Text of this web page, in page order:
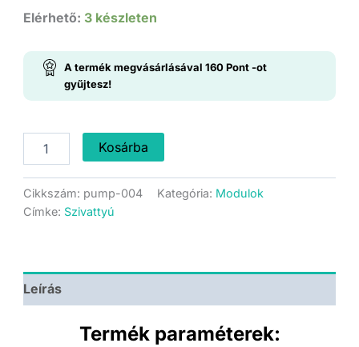
Elérhető: 3 készleten
A termék megvásárlásával 160Pont-ot
gyűjtesz!
Búvárszivattyú
240L/H)
Kosárba
Cikkszám: pump-004 Kategória: Modulok
Címke: Szivattyú
Leírás
Termék paraméterek: